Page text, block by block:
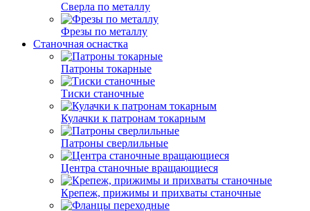
Сверла по металлу
Фрезы по металлу
Станочная оснастка
Патроны токарные
Тиски станочные
Кулачки к патронам токарным
Патроны сверлильные
Центра станочные вращающиеся
Крепеж, прижимы и прихваты станочные